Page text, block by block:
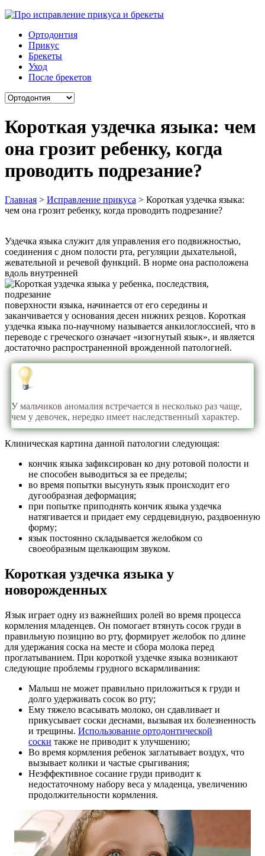
Ортодонтия
Прикус
Брекеты
Уход
После брекетов
Короткая уздечка языка: чем
она грозит ребенку, когда
проводить подрезание?
Главная > Исправление прикуса > Короткая уздечка языка:
чем она грозит ребенку, когда проводить подрезание?
Уздечка языка служит для управления его подвижностью,
соединения с дном полости рта, регуляции дыхательной,
жевательной и речевой функций. В норме она расположена
вдоль внутренней
поверхности языка, начинается от его середины и
заканчивается у основания десен нижних резцов. Короткая
уздечка языка по-научному называется анкилоглоссией, что в
переводе с греческого означает «изогнутый язык», и является
достаточно распространенной врожденной патологией.
У мальчиков аномалия встречается в несколько раз чаще,
чем у девочек, нередко имеет наследственный характер.
Клиническая картина данной патологии следующая:
кончик языка зафиксирован ко дну ротовой полости и
не способен выводиться за ее пределы;
во время попытки высунуть язык происходит его
дугообразная деформация;
при попытке приподнять кончик языка уздечка
натягивается и придает ему сердцевидную, раздвоенную
форму;
язык постоянно складывается желобком со
своеобразным щелкающим звуком.
Короткая уздечка языка у
новорожденных
Язык играет одну из важнейших ролей во время процесса
кормления младенцев. Он помогает втянуть сосок груди в
правильную позицию во рту, формирует желобок по длине
для удержания соска на месте и сбора молока перед
проглатыванием. При короткой уздечке языка возникают
следующие проблемы грудного вскармливания:
Малыш не может правильно приложиться к груди и
долго удерживать сосок во рту;
Ему тяжело всасывать молоко, он сдавливает и
прикусывает соски деснами, вызывая их болезненность
и трещины. Использование ортодонтической
соски также не приводит к улучшению;
Во время кормления ребенок заглатывает воздух, что
вызывает колики и частые срыгивания;
Неэффективное сосание груди приводит к
недостаточному набору веса у младенца, увеличению
продолжительности кормления.